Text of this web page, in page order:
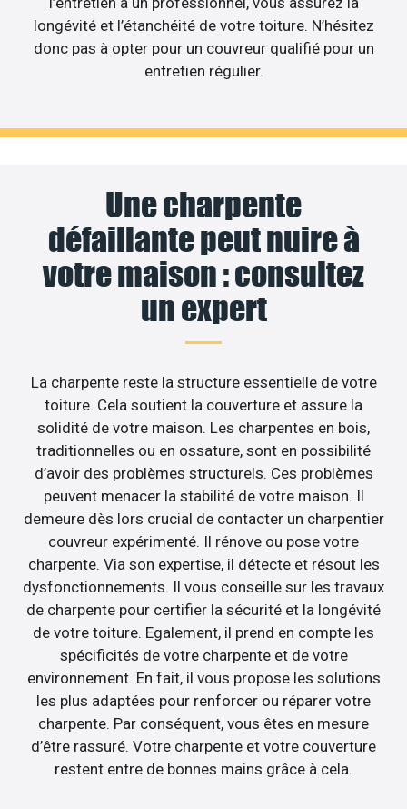
longévité et l’étanchéité de votre toiture. N’hésitez
donc pas à opter pour un couvreur qualifié pour un
entretien régulier.
Une charpente
défaillante peut nuire à
votre maison : consultez
un expert
La charpente reste la structure essentielle de votre
toiture. Cela soutient la couverture et assure la
solidité de votre maison. Les charpentes en bois,
traditionnelles ou en ossature, sont en possibilité
d’avoir des problèmes structurels. Ces problèmes
peuvent menacer la stabilité de votre maison. Il
demeure dès lors crucial de contacter un charpentier
couvreur expérimenté. Il rénove ou pose votre
charpente. Via son expertise, il détecte et résout les
dysfonctionnements. Il vous conseille sur les travaux
de charpente pour certifier la sécurité et la longévité
de votre toiture. Egalement, il prend en compte les
spécificités de votre charpente et de votre
environnement. En fait, il vous propose les solutions
les plus adaptées pour renforcer ou réparer votre
charpente. Par conséquent, vous êtes en mesure
d’être rassuré. Votre charpente et votre couverture
restent entre de bonnes mains grâce à cela.